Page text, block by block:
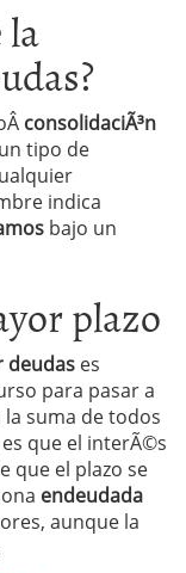
consolidaciÃ³n
tipo de
indica
bajo un
plazo
deudas es
para pasar a
suma de todos
que el interÃ©s
que el plazo se
endeudada
aunque la